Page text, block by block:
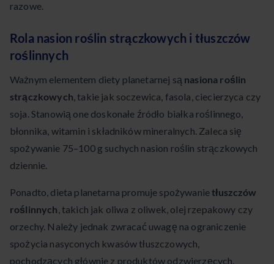
razowe.
Rola nasion roślin strączkowych i tłuszczów
roślinnych
Ważnym elementem diety planetarnej są nasiona roślin
strączkowych, takie jak soczewica, fasola, ciecierzyca czy
soja. Stanowią one doskonałe źródło białka roślinnego,
błonnika, witamin i składników mineralnych. Zaleca się
spożywanie 75–100 g suchych nasion roślin strączkowych
dziennie.
Ponadto, dieta planetarna promuje spożywanietłuszczów
roślinnych, takich jak oliwa z oliwek, olej rzepakowy czy
orzechy. Należy jednak zwracać uwagę na ograniczenie
spożycia nasyconych kwasów tłuszczowych,
pochodzących głównie z produktów odzwierzęcych.